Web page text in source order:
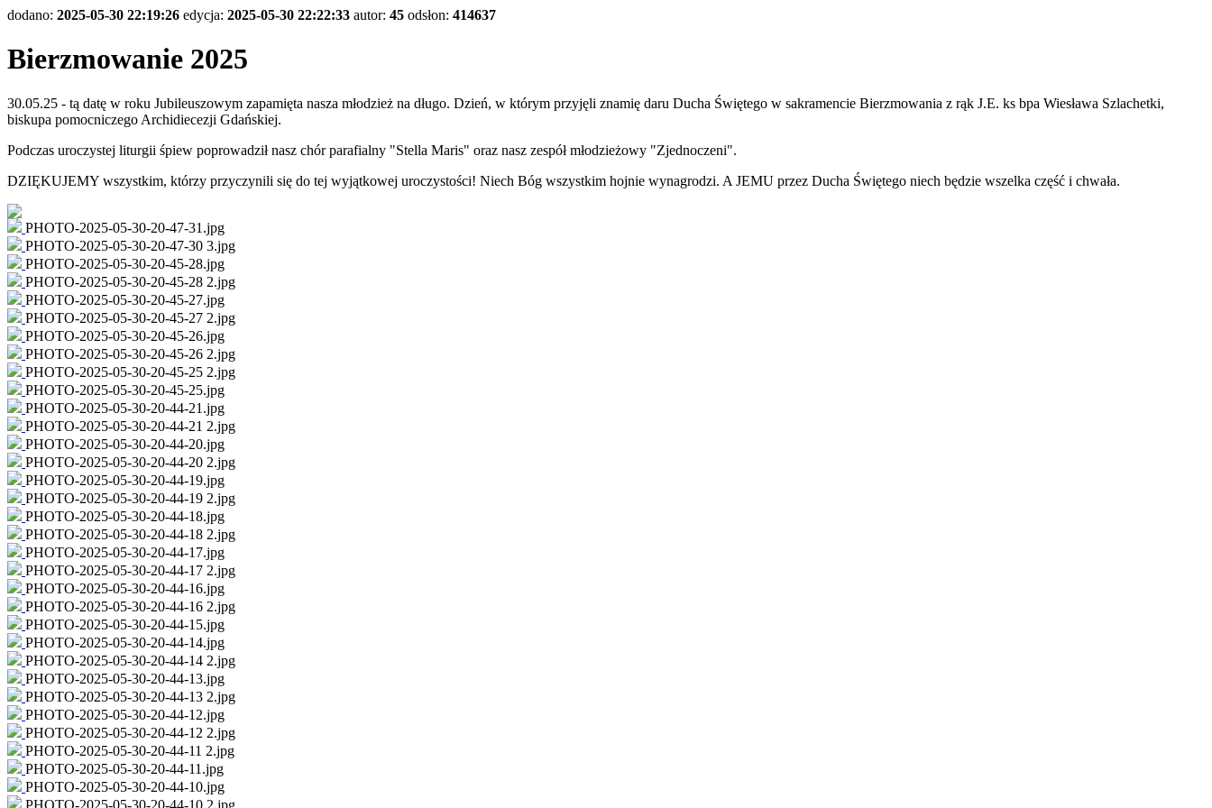
dodano: 2025-05-30 22:19:26 edycja: 2025-05-30 22:22:33 autor: 45 odsłon: 414637
Bierzmowanie 2025
30.05.25 - tą datę w roku Jubileuszowym zapamięta nasza młodzież na długo. Dzień, w którym przyjęli znamię daru Ducha Świętego w sakramencie Bierzmowania z rąk J.E. ks bpa Wiesława Szlachetki,
biskupa pomocniczego Archidiecezji Gdańskiej.
Podczas uroczystej liturgii śpiew poprowadził nasz chór parafialny "Stella Maris" oraz nasz zespół młodzieżowy "Zjednoczeni".
DZIĘKUJEMY wszystkim, którzy przyczynili się do tej wyjątkowej uroczystości! Niech Bóg wszystkim hojnie wynagrodzi. A JEMU przez Ducha Świętego niech będzie wszelka część i chwała.
PHOTO-2025-05-30-20-47-31.jpg
PHOTO-2025-05-30-20-47-30 3.jpg
PHOTO-2025-05-30-20-45-28.jpg
PHOTO-2025-05-30-20-45-28 2.jpg
PHOTO-2025-05-30-20-45-27.jpg
PHOTO-2025-05-30-20-45-27 2.jpg
PHOTO-2025-05-30-20-45-26.jpg
PHOTO-2025-05-30-20-45-26 2.jpg
PHOTO-2025-05-30-20-45-25 2.jpg
PHOTO-2025-05-30-20-45-25.jpg
PHOTO-2025-05-30-20-44-21.jpg
PHOTO-2025-05-30-20-44-21 2.jpg
PHOTO-2025-05-30-20-44-20.jpg
PHOTO-2025-05-30-20-44-20 2.jpg
PHOTO-2025-05-30-20-44-19.jpg
PHOTO-2025-05-30-20-44-19 2.jpg
PHOTO-2025-05-30-20-44-18.jpg
PHOTO-2025-05-30-20-44-18 2.jpg
PHOTO-2025-05-30-20-44-17.jpg
PHOTO-2025-05-30-20-44-17 2.jpg
PHOTO-2025-05-30-20-44-16.jpg
PHOTO-2025-05-30-20-44-16 2.jpg
PHOTO-2025-05-30-20-44-15.jpg
PHOTO-2025-05-30-20-44-14.jpg
PHOTO-2025-05-30-20-44-14 2.jpg
PHOTO-2025-05-30-20-44-13.jpg
PHOTO-2025-05-30-20-44-13 2.jpg
PHOTO-2025-05-30-20-44-12.jpg
PHOTO-2025-05-30-20-44-12 2.jpg
PHOTO-2025-05-30-20-44-11 2.jpg
PHOTO-2025-05-30-20-44-11.jpg
PHOTO-2025-05-30-20-44-10.jpg
PHOTO-2025-05-30-20-44-10 2.jpg